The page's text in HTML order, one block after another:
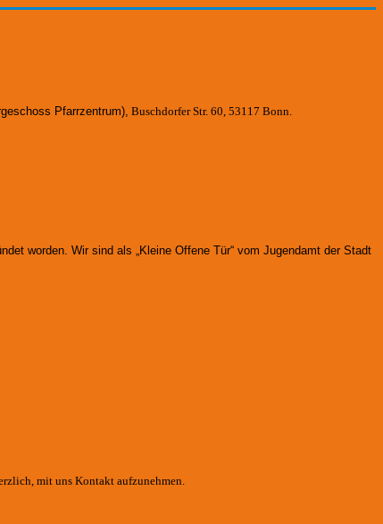
Pfarrzentrum) Buschdorfer Str. 60, 53117 Bonn.
worden. Wir sind als „Kleine Offene Tür“ vom Jugendamt der Stadt
mit uns Kontakt aufzunehmen.